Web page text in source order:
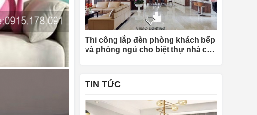
Thi công lắp đèn phòng khách bếp
và phòng ngủ cho biệt thự nhà chị
TIN TỨC